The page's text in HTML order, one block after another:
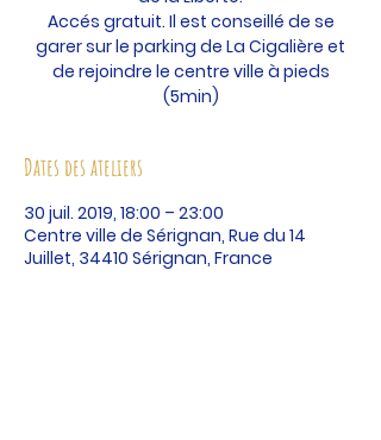
Accés gratuit. Il est conseillé de se
garer sur le parking de La Cigalière et
de rejoindre le centre ville à pieds
(5min)
Dates des ateliers
30 juil. 2019, 18:00 – 23:00
Centre ville de Sérignan, Rue du 14
Juillet, 34410 Sérignan, France